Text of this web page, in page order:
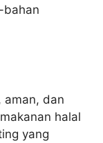
bahan
aman, dan
halal
yang